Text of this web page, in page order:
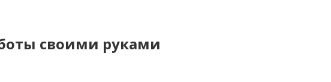
своими руками